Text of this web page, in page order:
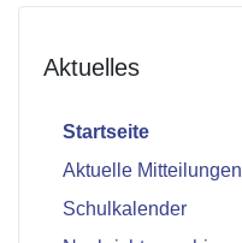
Aktuelles
Startseite
Aktuelle Mitteilungen
Schulkalender